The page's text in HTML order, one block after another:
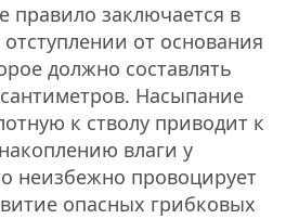
правило заключается в
от основания
должно составлять
Насыпание
к стволу приводит к
влаги у
неизбежно провоцирует
опасных грибковых